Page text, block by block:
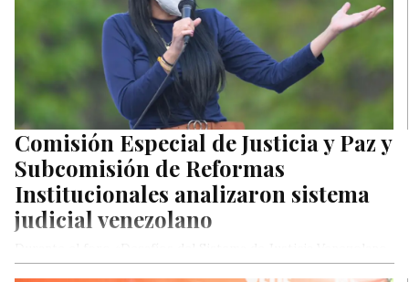
Comisión Especial de Justicia y Paz y
Subcomisión de Reformas
Institucionales analizaron sistema
judicial venezolano
en la Transición Política«, organizado por la Comisión